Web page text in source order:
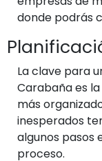
donde podrás
La clave para
Carabaña es
más
inesperados
algunos pasos
proceso.